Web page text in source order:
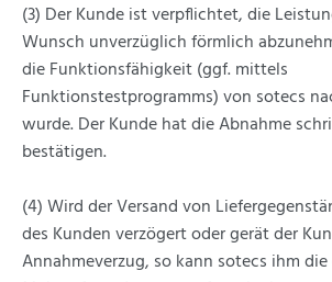
(3) Der Kunde ist verpflichtet, die
Wunsch unverzüglich förmlich
die Funktionsfähigkeit (ggf. mittels
Funktionstestprogramms) von sotecs
wurde. Der Kunde hat die Abnahme
bestätigen.
(4) Wird der Versand von
des Kunden verzögert oder gerät der
Annahmeverzug, so kann sotecs ihm